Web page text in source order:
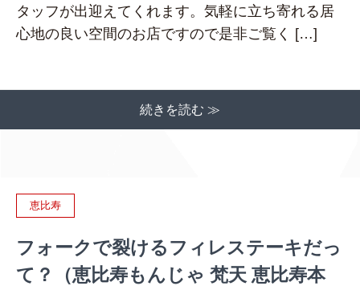
タッフが出迎えてくれます。気軽に立ち寄れる居
心地の良い空間のお店ですので是非ご覧く […]
続きを読む ≫
恵比寿
フォークで裂けるフィレステーキだっ
て？（恵比寿もんじゃ 梵天 恵比寿本